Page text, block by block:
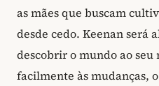
as mães que buscam
desde cedo. Keenan será
descobrir o mundo ao seu
facilmente às mudanças,